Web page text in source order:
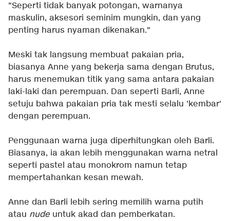
"Seperti tidak banyak potongan, warnanya
maskulin, aksesori seminim mungkin, dan yang
penting harus nyaman dikenakan."
Meski tak langsung membuat pakaian pria,
biasanya Anne yang bekerja sama dengan Brutus,
harus menemukan titik yang sama antara pakaian
laki-laki dan perempuan. Dan seperti Barli, Anne
setuju bahwa pakaian pria tak mesti selalu 'kembar'
dengan perempuan.
Penggunaan warna juga diperhitungkan oleh Barli.
Biasanya, ia akan lebih menggunakan warna netral
seperti pastel atau monokrom namun tetap
mempertahankan kesan mewah.
Anne dan Barli lebih sering memilih warna putih
atau nude untuk akad dan pemberkatan.